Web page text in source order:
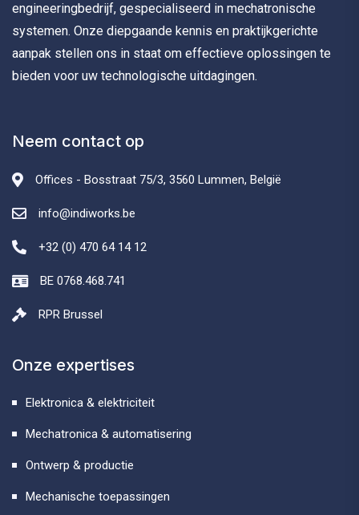
engineeringbedrijf, gespecialiseerd in mechatronische
systemen. Onze diepgaande kennis en praktijkgerichte
aanpak stellen ons in staat om effectieve oplossingen te
bieden voor uw technologische uitdagingen.
Neem contact op
Offices - Bosstraat 75/3, 3560 Lummen, België
info@indiworks.be
+32 (0) 470 64 14 12
BE 0768.468.741
RPR Brussel
Onze expertises
Elektronica & elektriciteit
Mechatronica & automatisering
Ontwerp & productie
Mechanische toepassingen